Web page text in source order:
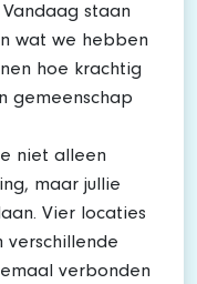
staan
wat we hebben
hoe krachtig
gemeenschap
niet alleen
maar jullie
Vier locaties
verschillende
verbonden